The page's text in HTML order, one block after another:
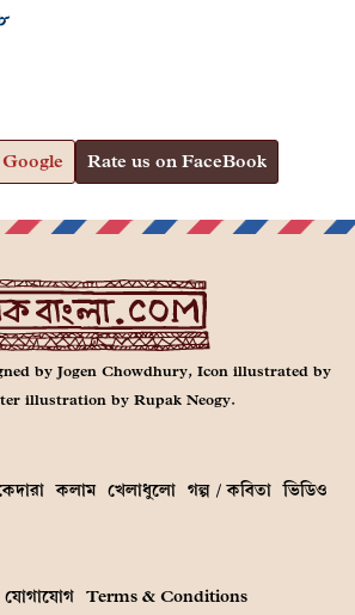
Rate us on FaceBook
by Jogen Chowdhury, Icon illustrated by
illustration by Rupak Neogy.
কলাম খেলাধুলো গল্প / কবিতা ভিডিও
যোগাযোগ Terms & Conditions